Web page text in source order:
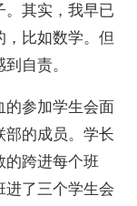
。其实，我早已
比如数学。但
自责。
参加学生会面
部的成员。学长
的跨进每个班
进了三个学生会